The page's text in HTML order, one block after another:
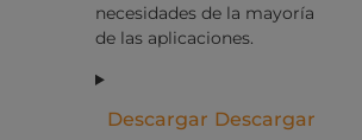
necesidades de la mayoría
de las aplicaciones.
Descargar Descargar